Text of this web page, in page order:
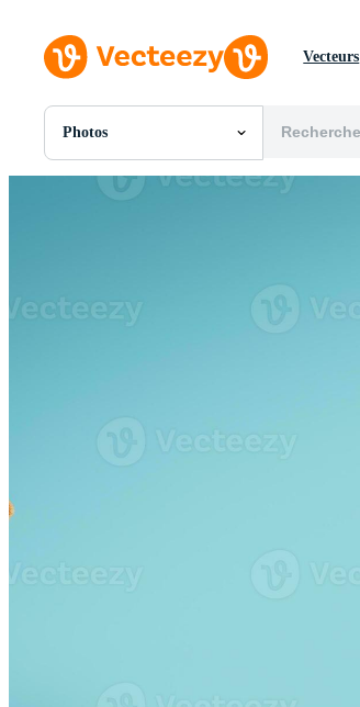
Vecteurs
Photos
Toutes Images
Photos